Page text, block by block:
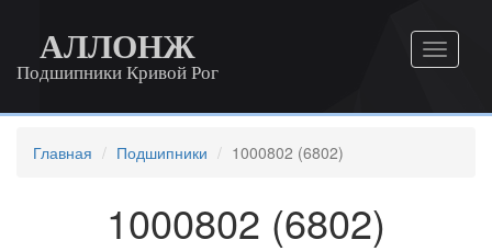
АЛЛОНЖ
Подшипники Кривой Рог
Главная Подшипники 1000802 (6802)
1000802 (6802)